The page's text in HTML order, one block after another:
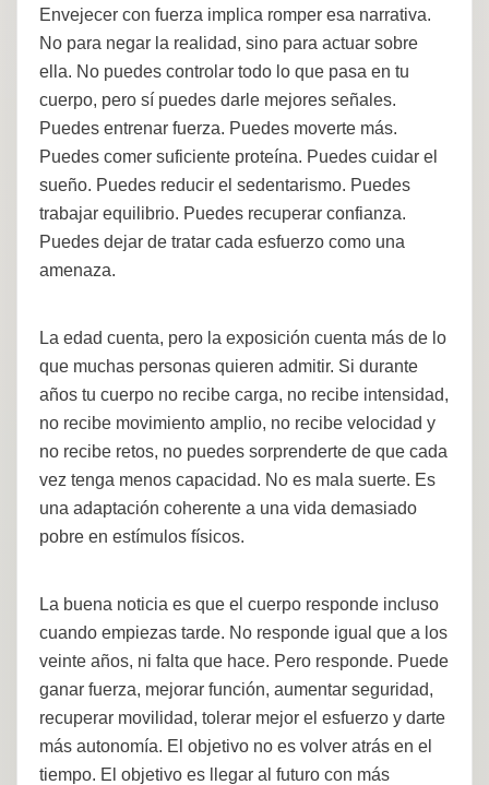
Envejecer con fuerza implica romper esa narrativa.
No para negar la realidad, sino para actuar sobre
ella. No puedes controlar todo lo que pasa en tu
cuerpo, pero sí puedes darle mejores señales.
Puedes entrenar fuerza. Puedes moverte más.
Puedes comer suficiente proteína. Puedes cuidar el
sueño. Puedes reducir el sedentarismo. Puedes
trabajar equilibrio. Puedes recuperar confianza.
Puedes dejar de tratar cada esfuerzo como una
amenaza.
La edad cuenta, pero la exposición cuenta más de lo
que muchas personas quieren admitir. Si durante
años tu cuerpo no recibe carga, no recibe intensidad,
no recibe movimiento amplio, no recibe velocidad y
no recibe retos, no puedes sorprenderte de que cada
vez tenga menos capacidad. No es mala suerte. Es
una adaptación coherente a una vida demasiado
pobre en estímulos físicos.
La buena noticia es que el cuerpo responde incluso
cuando empiezas tarde. No responde igual que a los
veinte años, ni falta que hace. Pero responde. Puede
ganar fuerza, mejorar función, aumentar seguridad,
recuperar movilidad, tolerar mejor el esfuerzo y darte
más autonomía. El objetivo no es volver atrás en el
tiempo. El objetivo es llegar al futuro con más